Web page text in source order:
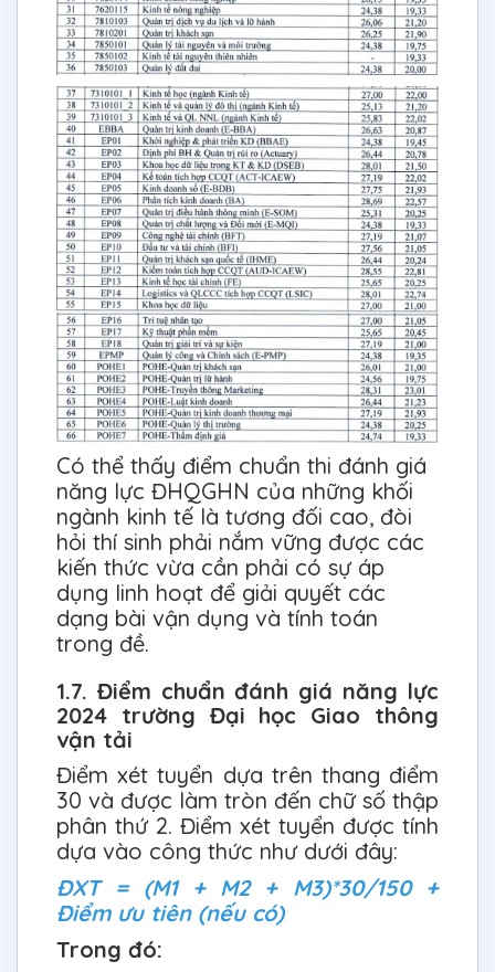
Có thể thấy điểm chuẩn thi đánh giá
năng lực ĐHQGHN của những khối
ngành kinh tế là tương đối cao, đòi
hỏi thí sinh phải nắm vững được các
kiến thức vừa cần phải có sự áp
dụng linh hoạt để giải quyết các
dạng bài vận dụng và tính toán
trong đề.
1.7. Điểm chuẩn đánh giá năng lực
2024 trường Đại học Giao thông
vận tải
Điểm xét tuyển dựa trên thang điểm
30 và được làm tròn đến chữ số thập
phân thứ 2. Điểm xét tuyển được tính
dựa vào công thức như dưới đây:
ĐXT = (M1 + M2 + M3)*30/150 +
Điểm ưu tiên (nếu có)
Trong đó: